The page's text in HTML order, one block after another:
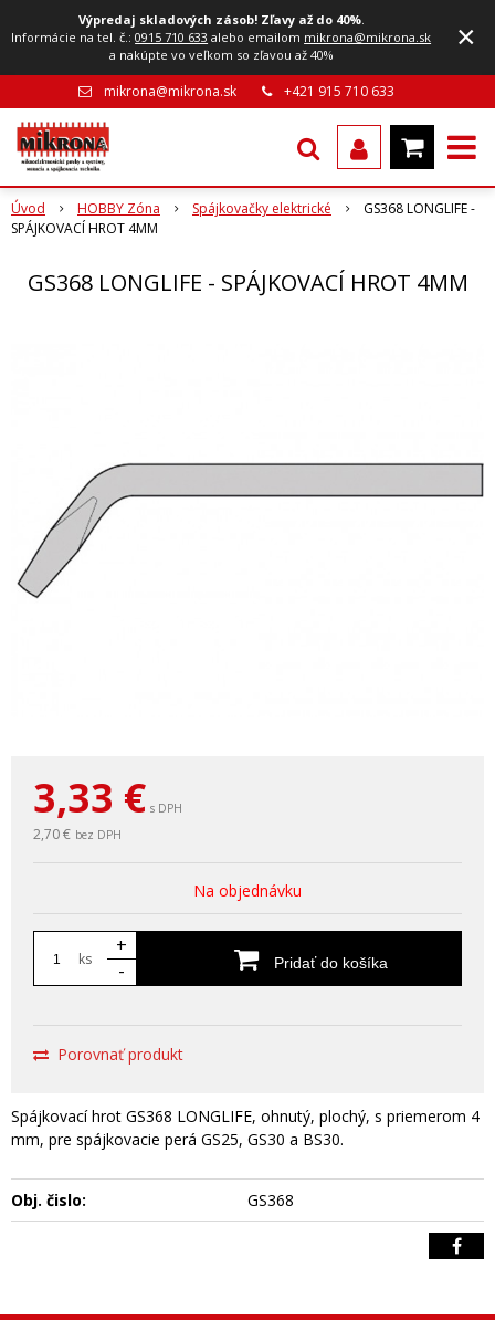
Výpredaj skladových zásob! Zľavy až do 40%.
Informácie na tel. č.:0915 710 633 alebo emailom mikrona@mikrona.sk
a nakúpte vo veľkom so zľavou až 40%
×
mikrona@mikrona.sk +421 915 710 633
Úvod HOBBY Zóna Spájkovačky elektrické
GS368 LONGLIFE -
SPÁJKOVACÍ HROT 4MM
GS368 LONGLIFE - SPÁJKOVACÍ HROT 4MM
3,33 € s DPH
2,70 € bez DPH
Na objednávku
ks
+
-
Pridať do košíka
Porovnať produkt
Spájkovací hrot GS368 LONGLIFE, ohnutý, plochý, s priemerom 4
mm, pre spájkovacie perá GS25, GS30 a BS30.
Obj. čislo: GS368